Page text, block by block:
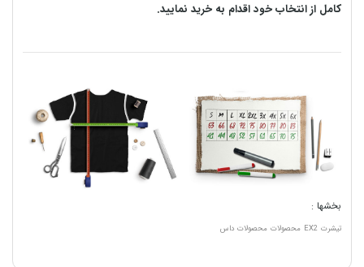
کامل از انتخاب خود اقدام به خرید نمایید.
بخشها :
تیشرت EX2 محصولات محصولات داس